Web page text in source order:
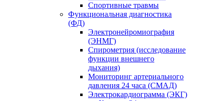
Спортивные травмы
Функциональная диагностика
(ФД)
Электронейромиография
(ЭНМГ)
Спирометрия (исследование
функции внешнего
дыхания)
Мониторинг артериального
давления 24 часа (СМАД)
Электрокардиограмма (ЭКГ)